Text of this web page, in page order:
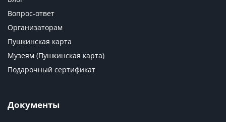
Вопрос-ответ
Организаторам
Пушкинская карта
Музеям (Пушкинская карта)
Подарочный сертификат
Документы